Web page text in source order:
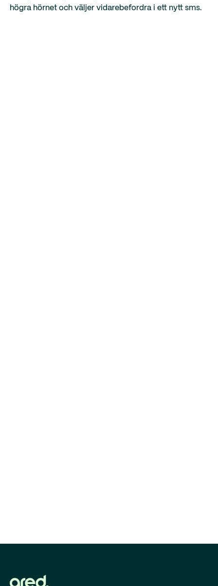
högra hörnet och väljer vidarebefordra i ett nytt sms.